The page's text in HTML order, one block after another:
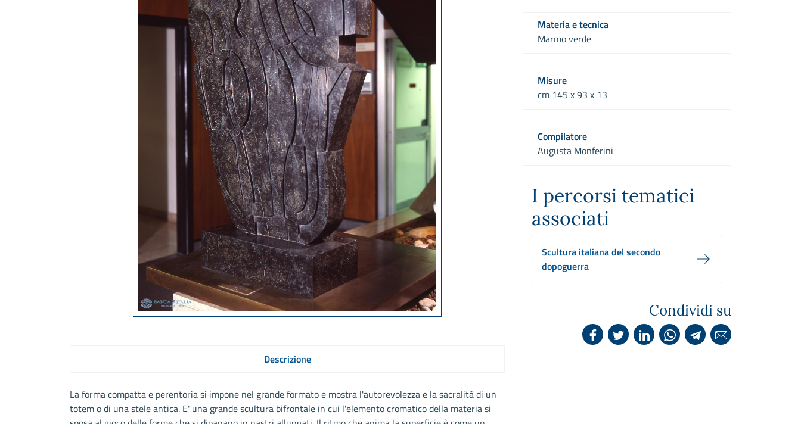
Descrizione
La forma compatta e perentoria si impone nel grande formato e mostra l'autorevolezza e la sacralità di un
totem o di una stele antica. E' una grande scultura bifrontale in cui l'elemento cromatico della materia si
Materia e tecnica
Marmo verde
Misure
cm 145 x 93 x 13
Compilatore
Augusta Monferini
I percorsi tematici
associati
Scultura italiana del secondo
dopoguerra
Condividi su